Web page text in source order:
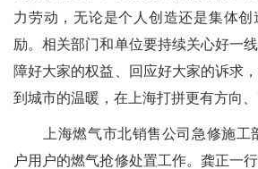
力劳动，无论是个人创造还是集体
励。相关部门和单位要持续关心好一
障好大家的权益、回应好大家的诉求
到城市的温暖，在上海打拼更有方向、
上海燃气市北销售公司急修施工
户用户的燃气抢修处置工作。龚正一